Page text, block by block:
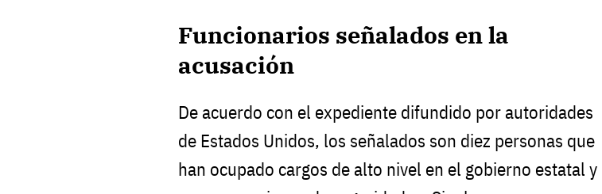
Funcionarios señalados en la
acusación
De acuerdo con el expediente difundido por autoridades
de Estados Unidos, los señalados son diez personas que
han ocupado cargos de alto nivel en el gobierno estatal y